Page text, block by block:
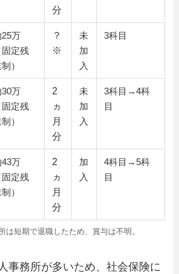
分
25万
固定残
）
？
※
未
加
入
3科目
30万
固定残
）
2
ヵ
月
分
未
加
入
3科目→4科
目
43万
固定残
）
2
ヵ
月
分
加
入
4科目→5科
目
は短期で退職したため、賞与は不明。
事務所が多いため、社会保険に